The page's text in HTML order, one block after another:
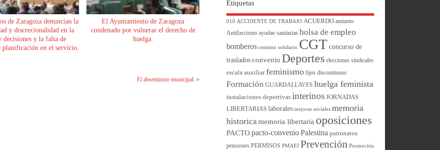
de Zaragoza denuncian la
y discrecionalidad en la
decisiones y la falta de
en el servicio.
El Ayuntamiento de Zaragoza
condenado por vulnerar el derecho de
huelga.
El absentismo municipal. »
Etiquetas
010 ACCIDENTE DE TRABAJO ACUERDO amianto
Antifascismo ayudas sanitarias bolsa de empleo
bomberos centimo solidario CGT concurso de
traslados convenio Deportes elecciones sindicales
escala auxiliar feminismo fijos discontinuos
Formación GUARDALLAVES huelga feminista
instalaciones deportivas interinos JORNADAS
LIBERTARIAS laborales mejoras sociales memoria
historica memoria libertaria oposiciones
PACTO pacto-convenio Palestina patronatos
pensiones PERMISOS PMAEI Prevención Promoción